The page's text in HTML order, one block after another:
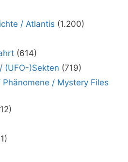
/ Atlantis (1.200)
(614)
(UFO-)Sekten (719)
/ Mystery Files